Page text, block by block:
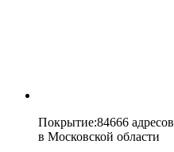
Покрытие:84666 адресов
в Московской области